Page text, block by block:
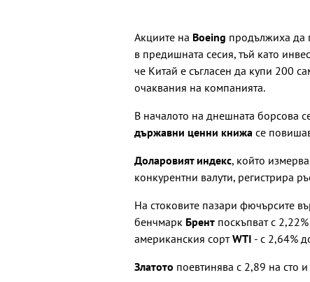
Акциите на Boeing продължиха да
в предишната сесия, тъй като
че Китай е съгласен да купи 200
очаквания на компанията.
В началото на днешната борсова
държавни ценни книжа се
Доларовият индекс, който
конкурентни валути, регистрира
На стоковите пазари фючърсите
бенчмарк Брент поскъпват с
американския сортWTI - с 2,64%
Златото поевтинява с 2,89 на сто